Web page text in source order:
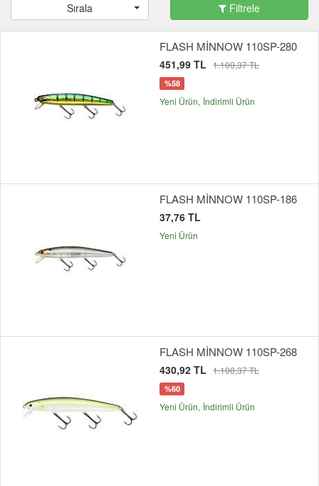
Sırala Filtrele
FLASH MİNNOW 110SP-280
451,99 TL 1.100,37 TL
%58
Yeni Ürün İndirimli Ürün
FLASH MİNNOW 110SP-186
37,76 TL
Yeni Ürün
FLASH MİNNOW 110SP-268
430,92 TL 1.100,37 TL
%60
Yeni Ürün İndirimli Ürün